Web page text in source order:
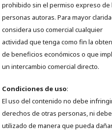
prohibido sin el permiso expreso de
personas autoras. Para mayor
considera uso comercial cualquier
actividad que tenga como fin la
de beneficios económicos o que
un intercambio comercial directo.
Condiciones de uso:
El uso del contenido no debe
derechos de otras personas, ni
utilizado de manera que pueda